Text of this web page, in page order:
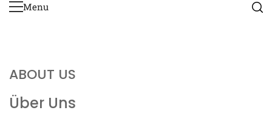
Primary
Menu
ABOUT US
Über Uns